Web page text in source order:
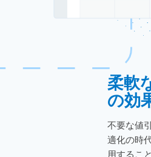
柔軟
の効
不要な値
適化の時
用するこ